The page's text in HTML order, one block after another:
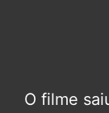
O filme